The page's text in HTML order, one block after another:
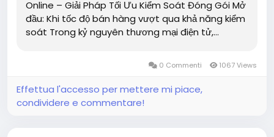
Online – Giải Pháp Tối Ưu Kiểm Soát Đóng Gói Mở
đầu: Khi tốc độ bán hàng vượt qua khả năng kiểm
soát Trong kỷ nguyên thương mại điện tử,...
0 Commenti 1067 Views
Effettua l'accesso per mettere mi piace,
condividere e commentare!